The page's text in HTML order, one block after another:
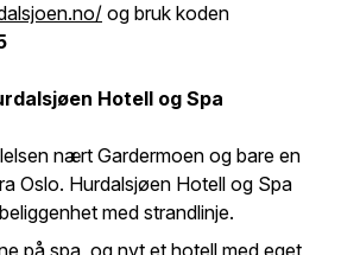
og bruk koden
Hotell og Spa
nært Gardermoen og bare en
Oslo. Hurdalsjøen Hotell og Spa
med strandlinje.
på spa, og nyt et hotell med eget